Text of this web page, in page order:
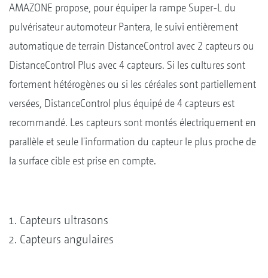
AMAZONE propose, pour équiper la rampe Super-L du
pulvérisateur automoteur Pantera, le suivi entièrement
automatique de terrain DistanceControl avec 2 capteurs ou
DistanceControl Plus avec 4 capteurs. Si les cultures sont
fortement hétérogènes ou si les céréales sont partiellement
versées, DistanceControl plus équipé de 4 capteurs est
recommandé. Les capteurs sont montés électriquement en
parallèle et seule l'information du capteur le plus proche de
la surface cible est prise en compte.
Capteurs ultrasons
Capteurs angulaires